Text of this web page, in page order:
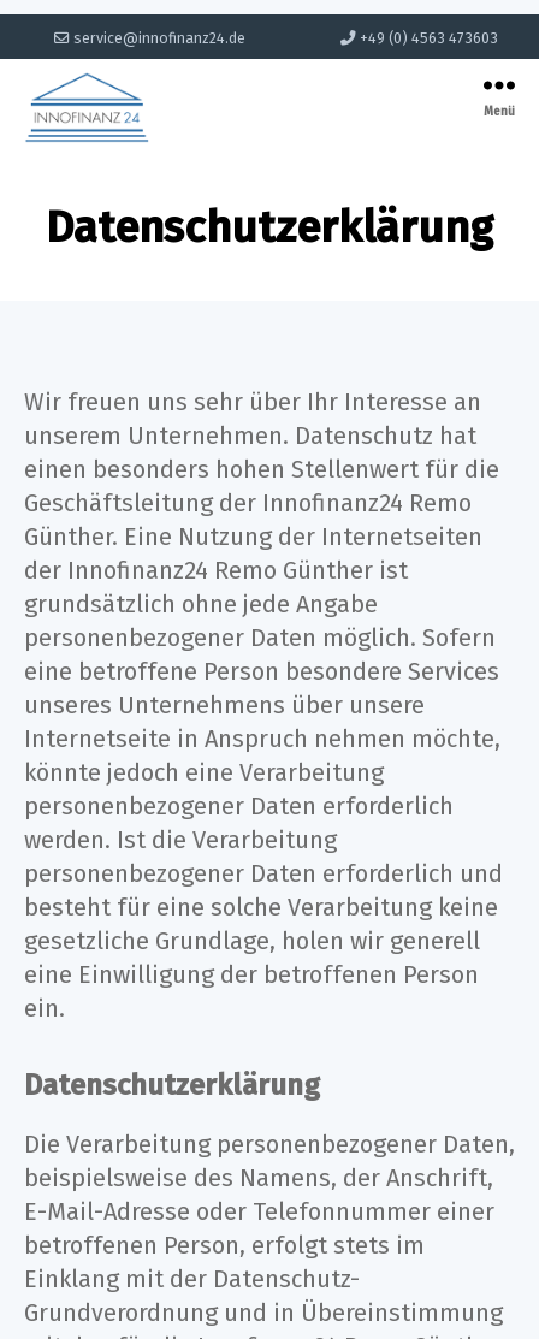
service@innofinanz24.de +49 (0) 4563 473603
Menü
Datenschutzerklärung
Wir freuen uns sehr über Ihr Interesse an
unserem Unternehmen. Datenschutz hat
einen besonders hohen Stellenwert für die
Geschäftsleitung der Innofinanz24 Remo
Günther. Eine Nutzung der Internetseiten
der Innofinanz24 Remo Günther ist
grundsätzlich ohne jede Angabe
personenbezogener Daten möglich. Sofern
eine betroffene Person besondere Services
unseres Unternehmens über unsere
Internetseite in Anspruch nehmen möchte,
könnte jedoch eine Verarbeitung
personenbezogener Daten erforderlich
werden. Ist die Verarbeitung
personenbezogener Daten erforderlich und
besteht für eine solche Verarbeitung keine
gesetzliche Grundlage, holen wir generell
eine Einwilligung der betroffenen Person
ein.
Datenschutzerklärung
Die Verarbeitung personenbezogener Daten,
beispielsweise des Namens, der Anschrift,
E-Mail-Adresse oder Telefonnummer einer
betroffenen Person, erfolgt stets im
Einklang mit der Datenschutz-
Grundverordnung und in Übereinstimmung